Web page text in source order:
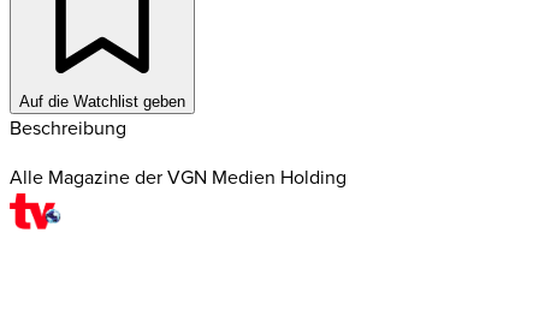
Auf die Watchlist geben
Beschreibung
Alle Magazine der VGN Medien Holding